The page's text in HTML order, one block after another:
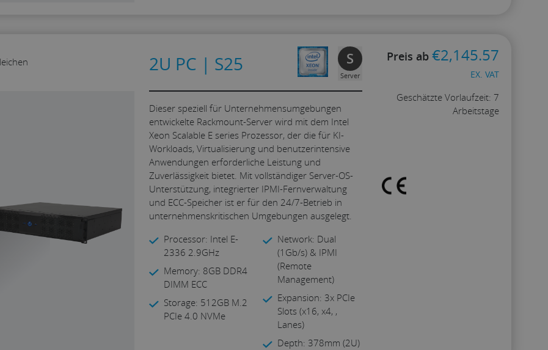
2U PC | S25 S
Server
Dieser speziell für Unternehmensumgebungen
entwickelte Rackmount-Server wird mit dem Intel
Xeon Scalable E series Prozessor, der die für KI-
Workloads, Virtualisierung und benutzerintensive
Anwendungen erforderliche Leistung und
Zuverlässigkeit bietet. Mit vollständiger Server-OS-
Unterstützung, integrierter IPMI-Fernverwaltung
und ECC-Speicher ist er für den 24/7-Betrieb in
unternehmenskritischen Umgebungen ausgelegt.
Processor: Intel E-
2336 2.9GHz
Memory: 8GB DDR4
DIMM ECC
Storage: 512GB M.2
PCIe 4.0 NVMe
Network: Dual
(1Gb/s) & IPMI
(Remote
Management)
Expansion: 3x PCIe
Slots (x16, x4, ,
Lanes)
Depth: 378mm (2U)
Preis ab €2,145.57
EX. VAT
Geschätzte Vorlaufzeit: 7
Arbeitstage